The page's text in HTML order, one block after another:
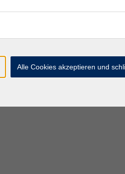
Alle Cookies akzeptieren und